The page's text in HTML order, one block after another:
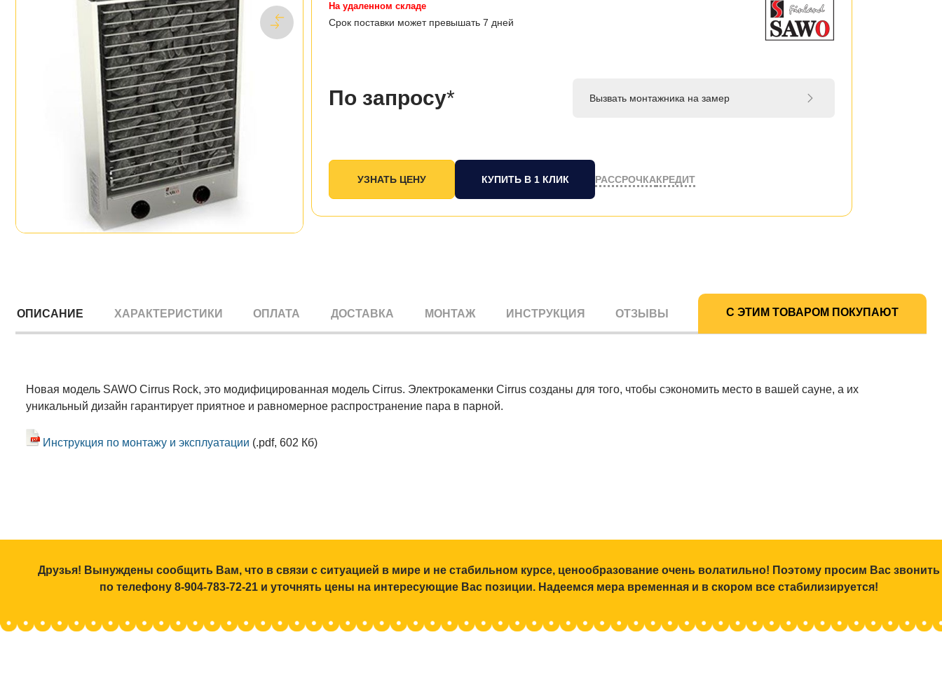
На удаленном складе
Срок поставки может превышать 7 дней
По запросу* Вызвать монтажника на замер
КУПИТЬ В 1 КЛИК РАССРОЧКАКРЕДИТ
ОПИСАНИЕ ХАРАКТЕРИСТИКИ ОПЛАТА ДОСТАВКА МОНТАЖ ИНСТРУКЦИЯ ОТЗЫВЫ С ЭТИМ ТОВАРОМ ПОКУПАЮТ
Новая модель SAWO Cirrus Rock, это модифицированная модель Cirrus. Электрокаменки Cirrus созданы для того, чтобы сэкономить место в вашей сауне, а их
уникальный дизайн гарантирует приятное и равномерное распространение пара в парной.
Инструкция по монтажу и эксплуатации (.pdf, 602 Кб)
Друзья! Вынуждены сообщить Вам, что в связи с ситуацией в мире и не стабильном курсе, ценообразование очень волатильно! Поэтому просим Вас звонить
по телефону 8-904-783-72-21 и уточнять цены на интересующие Вас позиции. Надеемся мера временная и в скором все стабилизируется!